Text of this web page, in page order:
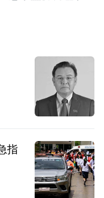
指